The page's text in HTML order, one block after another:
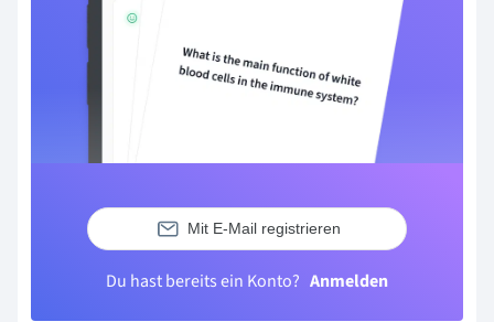
Mit E-Mail registrieren
Du hast bereits ein Konto? Anmelden